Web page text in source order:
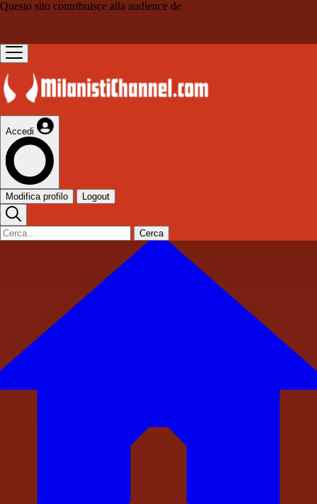
Questo sito contribuisce alla audience de
Accedi
Modifica profilo Logout
Cerca